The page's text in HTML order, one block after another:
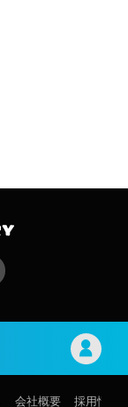
会社概要 採用情報